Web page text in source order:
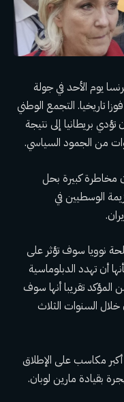
يوم الأحد في جولة
تاريخيا. التجمع الوطني
بريطانيا إلى نتيجة
من الجمود السياسي.
مخاطرة كبيرة بحل
الوسطيين في
نوويا سوف تؤثر على
أن تهدد الدبلوماسية
المؤكد تقريبا أنها سوف
السنوات الثلاث
30 يونيو/حزيران أكبر مكاسب على الإطلاق
بقيادة مارين لوبان.